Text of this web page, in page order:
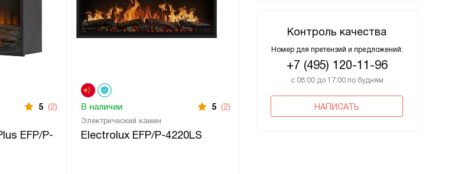
Контроль качества
Номер для претензий и предложений:
+7 (495) 120-11-96
с 08:00 до 17:00 по будням
НАПИСАТЬ
EFP/P-
5 (2)
Электрический камин
Electrolux EFP/P-4220LS
В наличии 5 (2)